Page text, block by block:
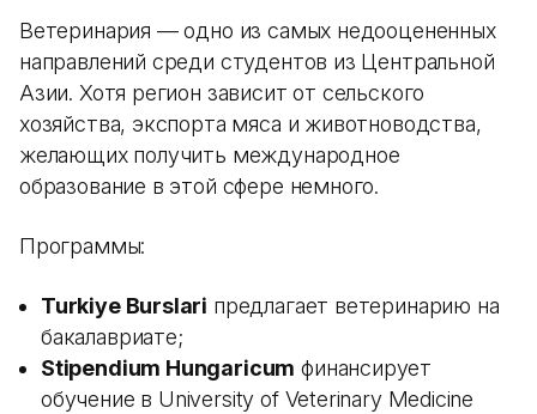
Ветеринария — одно из самых недооцененных
направлений среди студентов из Центральной
Азии. Хотя регион зависит от сельского
хозяйства, экспорта мяса и животноводства,
желающих получить международное
образование в этой сфере немного.
Программы:
Turkiye Burslari предлагает ветеринарию на
бакалавриате;
Stipendium Hungaricum финансирует
обучение в University of Veterinary Medicine